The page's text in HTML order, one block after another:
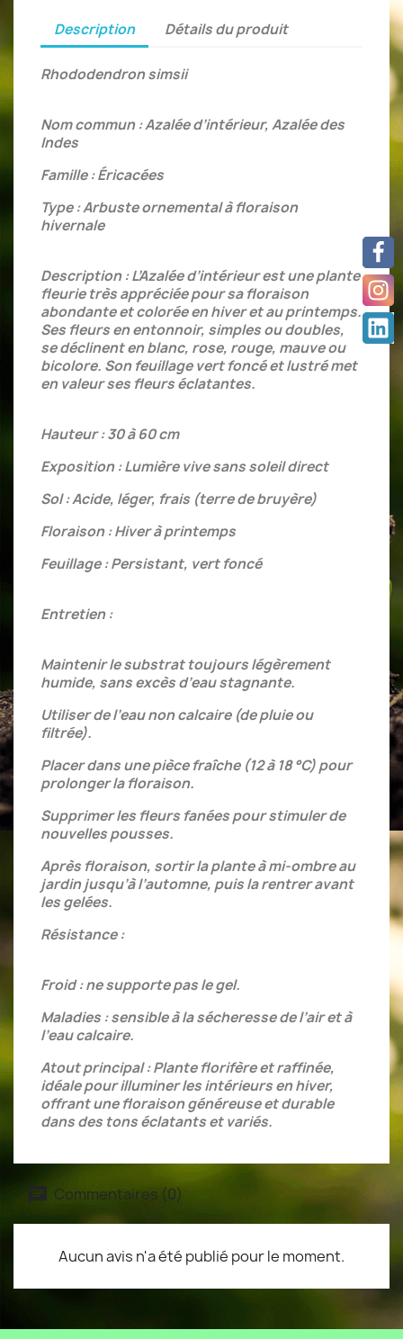
Description Détails du produit
Rhododendron simsii
Nom commun : Azalée d’intérieur, Azalée des
Indes
Famille : Éricacées
Type : Arbuste ornemental à floraison
hivernale
Description : L’Azalée d’intérieur est une plante
fleurie très appréciée pour sa floraison
abondante et colorée en hiver et au printemps.
Ses fleurs en entonnoir, simples ou doubles,
se déclinent en blanc, rose, rouge, mauve ou
bicolore. Son feuillage vert foncé et lustré met
en valeur ses fleurs éclatantes.
Hauteur : 30 à 60 cm
Exposition : Lumière vive sans soleil direct
Sol : Acide, léger, frais (terre de bruyère)
Floraison : Hiver à printemps
Feuillage : Persistant, vert foncé
Entretien :
Maintenir le substrat toujours légèrement
humide, sans excès d’eau stagnante.
Utiliser de l’eau non calcaire (de pluie ou
filtrée).
Placer dans une pièce fraîche (12 à 18 °C) pour
prolonger la floraison.
Supprimer les fleurs fanées pour stimuler de
nouvelles pousses.
Après floraison, sortir la plante à mi-ombre au
jardin jusqu’à l’automne, puis la rentrer avant
les gelées.
Résistance :
Froid : ne supporte pas le gel.
Maladies : sensible à la sécheresse de l’air et à
l’eau calcaire.
Atout principal : Plante florifère et raffinée,
idéale pour illuminer les intérieurs en hiver,
offrant une floraison généreuse et durable
dans des tons éclatants et variés.
Commentaires (0)
Aucun avis n'a été publié pour le moment.